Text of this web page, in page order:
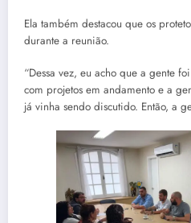
Ela também destacou que os
durante a reunião.
“Dessa vez, eu acho que a gente
com projetos em andamento e a
já vinha sendo discutido. Então, a